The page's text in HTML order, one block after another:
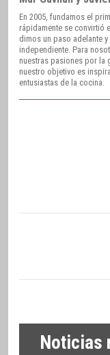
En 2005, fundamos el
rápidamente se convirtió
dimos un paso adelante
independiente. Para
nuestras pasiones por la
nuestro objetivo es
entusiastas de la cocina.
Noticias